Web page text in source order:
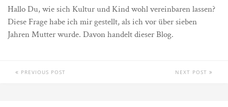
Hallo Du, wie sich Kultur und Kind wohl vereinbaren lassen?
Diese Frage habe ich mir gestellt, als ich vor über sieben
Jahren Mutter wurde. Davon handelt dieser Blog.
PREVIOUS POST NEXT POST